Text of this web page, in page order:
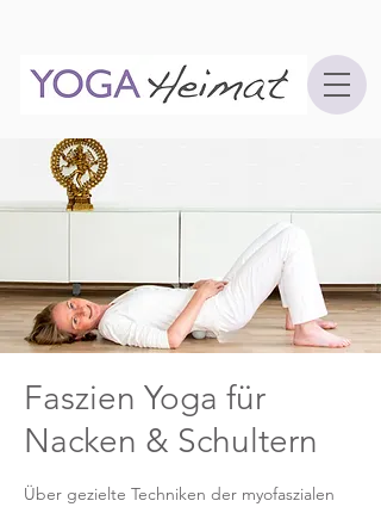
Faszien Yoga für
Nacken & Schultern
Über gezielte Techniken der myofaszialen